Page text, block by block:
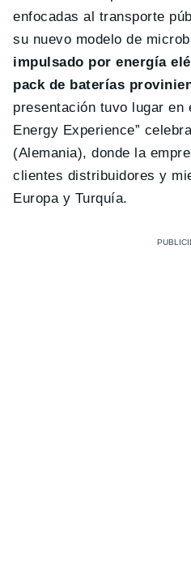
enfocadas al transporte
su nuevo modelo de
impulsado por energía
pack de baterías
presentación tuvo lugar en
Energy Experience”
(Alemania), donde la
clientes distribuidores y
Europa y Turquía.